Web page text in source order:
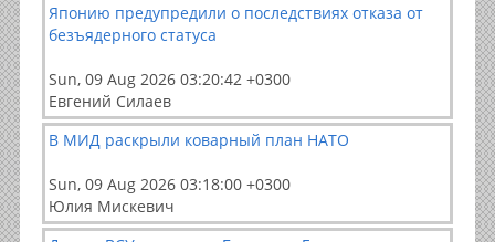
Японию предупредили о последствиях отказа от
безъядерного статуса
Sun, 09 Aug 2026 03:20:42 +0300
Евгений Силаев
В МИД раскрыли коварный план НАТО
Sun, 09 Aug 2026 03:18:00 +0300
Юлия Мискевич